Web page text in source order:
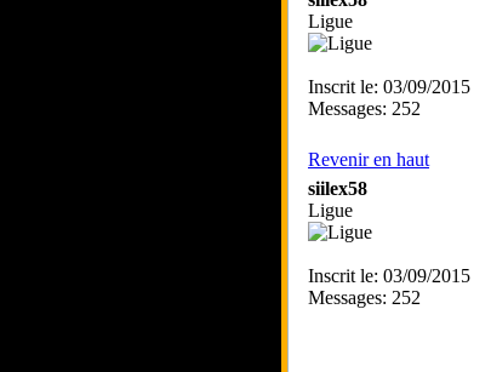
Ligue
Inscrit le: 03/09/2015
Messages: 252
Revenir en haut
siilex58
Ligue
Inscrit le: 03/09/2015
Messages: 252